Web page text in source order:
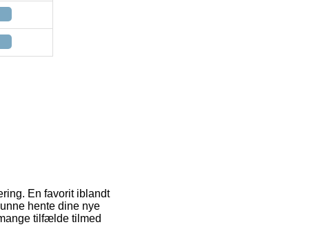
En favorit iblandt
hente dine nye
tilfælde tilmed